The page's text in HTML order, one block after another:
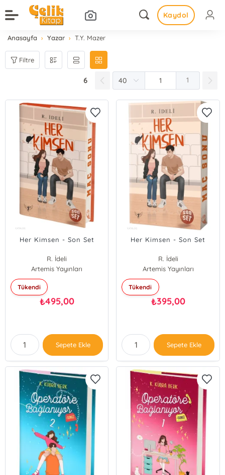
Kaydol
Anasayfa Yazar T.Y. Mazer
Filtre
6 1
Her Kimsen - Son Set
R. İdeli
Artemis Yayınları
Tükendi
₺495,00
Sepete Ekle
Her Kimsen - Son Set
R. İdeli
Artemis Yayınları
Tükendi
₺395,00
Sepete Ekle